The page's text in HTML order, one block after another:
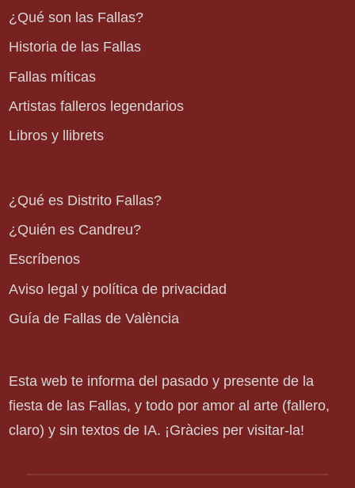
¿Qué son las Fallas?
Historia de las Fallas
Fallas míticas
Artistas falleros legendarios
Libros y llibrets
¿Qué es Distrito Fallas?
¿Quién es Candreu?
Escríbenos
Aviso legal y política de privacidad
Guía de Fallas de València
Esta web te informa del pasado y presente de la
fiesta de las Fallas, y todo por amor al arte (fallero,
claro) y sin textos de IA. ¡Gràcies per visitar-la!